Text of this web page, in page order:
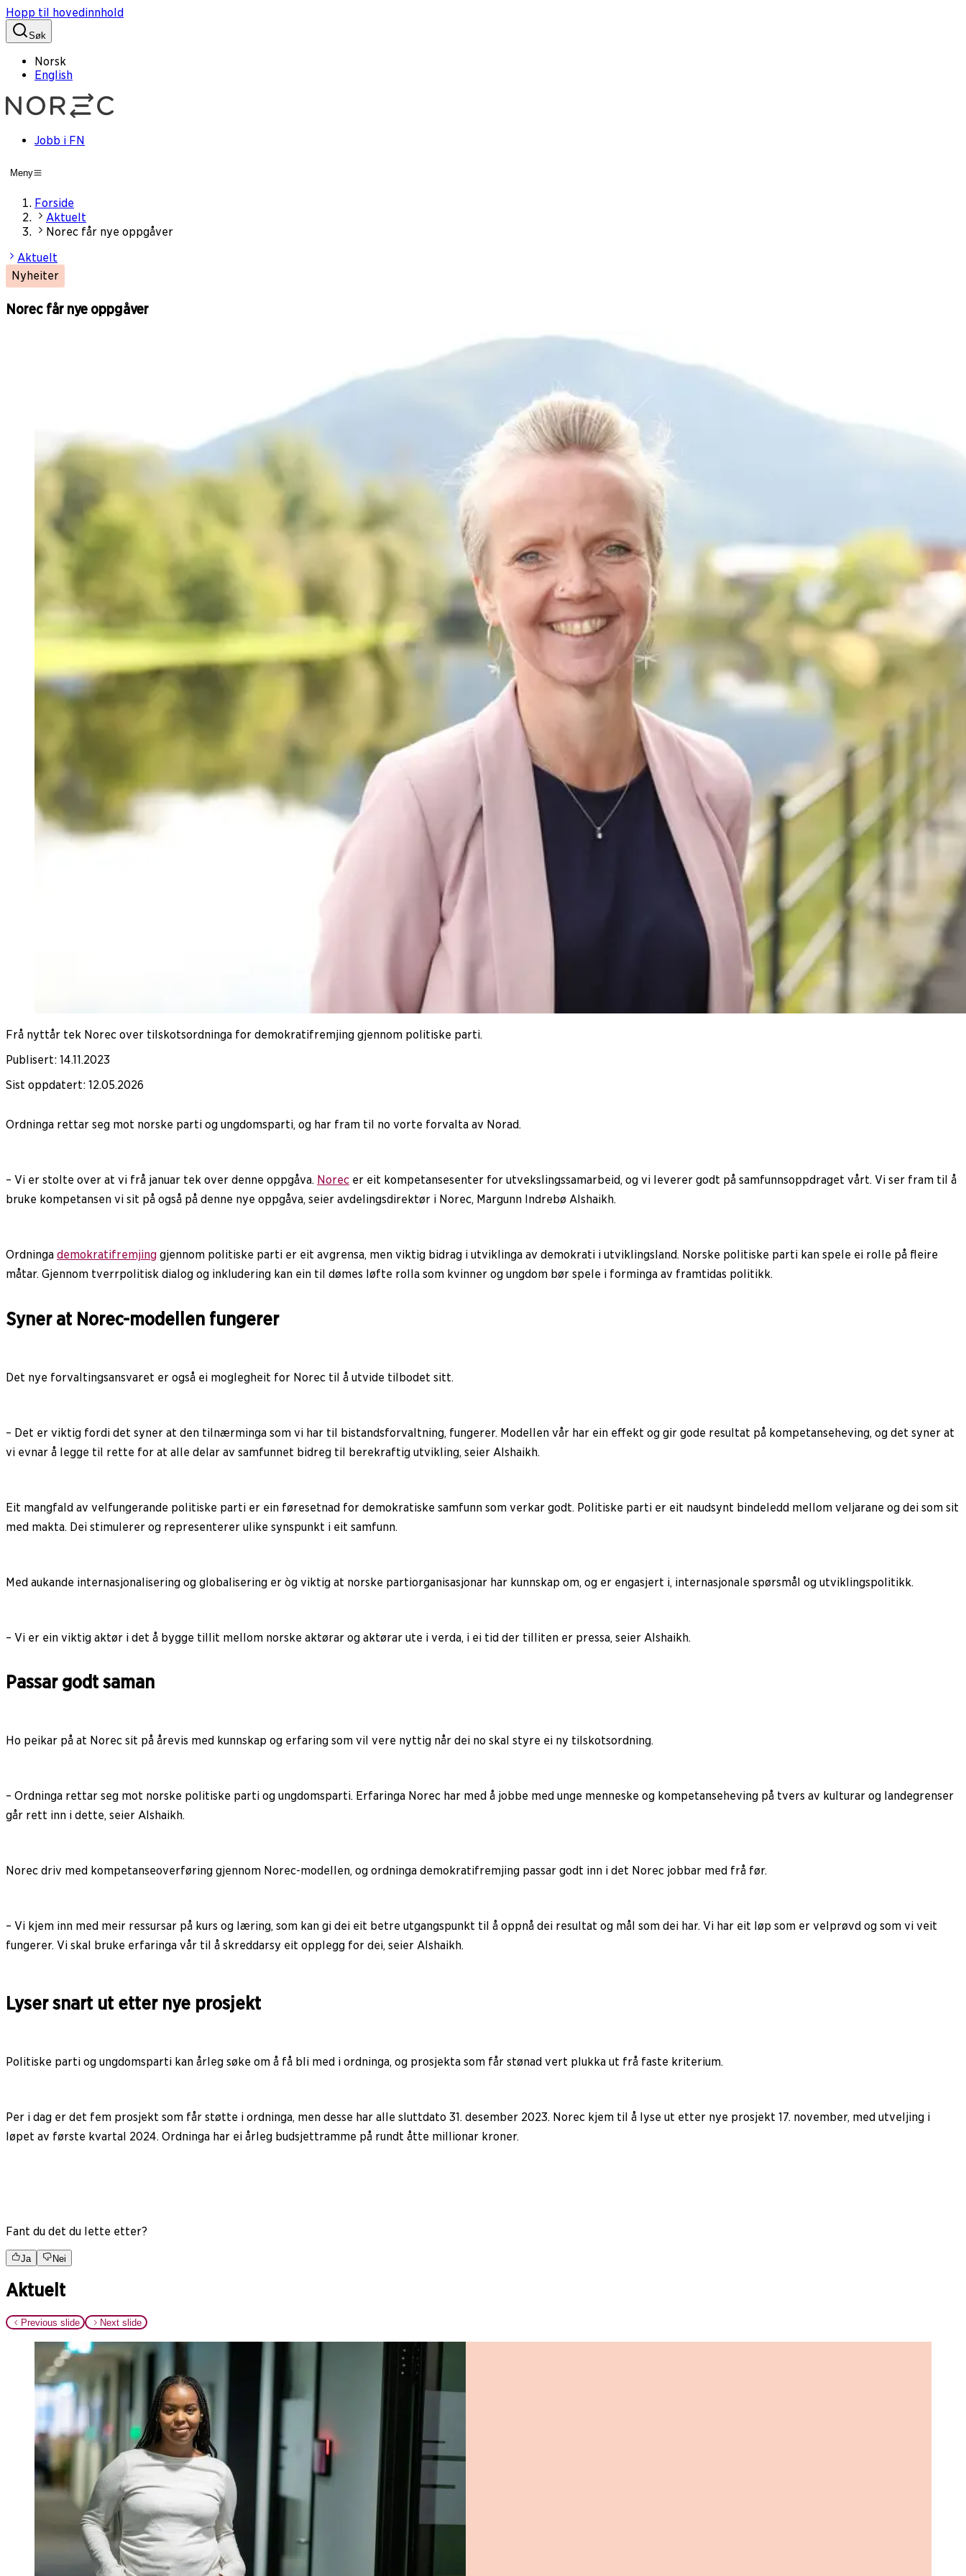
Hopp til hovedinnhold
Søk
Norsk
English
Jobb i FN
Meny
Forside
Aktuelt
Norec får nye oppgåver
Aktuelt
Nyheiter
Norec får nye oppgåver
Frå nyttår tek Norec over tilskotsordninga for demokratifremjing gjennom politiske parti.
Publisert: 14.11.2023
Sist oppdatert: 12.05.2026
Ordninga rettar seg mot norske parti og ungdomsparti, og har fram til no vorte forvalta av Norad.
– Vi er stolte over at vi frå januar tek over denne oppgåva. Norec er eit kompetansesenter for utvekslingssamarbeid, og vi leverer godt på samfunnsoppdraget vårt. Vi ser fram til å
bruke kompetansen vi sit på også på denne nye oppgåva, seier avdelingsdirektør i Norec, Margunn Indrebø Alshaikh.
Ordninga demokratifremjing gjennom politiske parti er eit avgrensa, men viktig bidrag i utviklinga av demokrati i utviklingsland. Norske politiske parti kan spele ei rolle på fleire
måtar. Gjennom tverrpolitisk dialog og inkludering kan ein til dømes løfte rolla som kvinner og ungdom bør spele i forminga av framtidas politikk.
Syner at Norec-modellen fungerer
Det nye forvaltingsansvaret er også ei moglegheit for Norec til å utvide tilbodet sitt.
– Det er viktig fordi det syner at den tilnærminga som vi har til bistandsforvaltning, fungerer. Modellen vår har ein effekt og gir gode resultat på kompetanseheving, og det syner at
vi evnar å legge til rette for at alle delar av samfunnet bidreg til berekraftig utvikling, seier Alshaikh.
Eit mangfald av velfungerande politiske parti er ein føresetnad for demokratiske samfunn som verkar godt. Politiske parti er eit naudsynt bindeledd mellom veljarane og dei som sit
med makta. Dei stimulerer og representerer ulike synspunkt i eit samfunn.
Med aukande internasjonalisering og globalisering er òg viktig at norske partiorganisasjonar har kunnskap om, og er engasjert i, internasjonale spørsmål og utviklingspolitikk.
– Vi er ein viktig aktør i det å bygge tillit mellom norske aktørar og aktørar ute i verda, i ei tid der tilliten er pressa, seier Alshaikh.
Passar godt saman
Ho peikar på at Norec sit på årevis med kunnskap og erfaring som vil vere nyttig når dei no skal styre ei ny tilskotsordning.
– Ordninga rettar seg mot norske politiske parti og ungdomsparti. Erfaringa Norec har med å jobbe med unge menneske og kompetanseheving på tvers av kulturar og landegrenser
går rett inn i dette, seier Alshaikh.
Norec driv med kompetanseoverføring gjennom Norec-modellen, og ordninga demokratifremjing passar godt inn i det Norec jobbar med frå før.
– Vi kjem inn med meir ressursar på kurs og læring, som kan gi dei eit betre utgangspunkt til å oppnå dei resultat og mål som dei har. Vi har eit løp som er velprøvd og som vi veit
fungerer. Vi skal bruke erfaringa vår til å skreddarsy eit opplegg for dei, seier Alshaikh.
Lyser snart ut etter nye prosjekt
Politiske parti og ungdomsparti kan årleg søke om å få bli med i ordninga, og prosjekta som får stønad vert plukka ut frå faste kriterium.
Per i dag er det fem prosjekt som får støtte i ordninga, men desse har alle sluttdato 31. desember 2023. Norec kjem til å lyse ut etter nye prosjekt 17. november, med utveljing i
løpet av første kvartal 2024. Ordninga har ei årleg budsjettramme på rundt åtte millionar kroner.
Fant du det du lette etter?
Ja Nei
Aktuelt
Previous slide Next slide